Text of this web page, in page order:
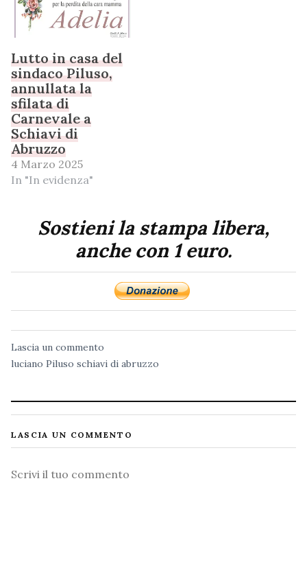
Lutto in casa del
sindaco Piluso,
annullata la
sfilata di
Carnevale a
Schiavi di
Abruzzo
4 Marzo 2025
In "In evidenza"
Sostieni la stampa libera,
anche con 1 euro.
Lascia un commento
luciano Piluso schiavi di abruzzo
LASCIA UN COMMENTO
Commento